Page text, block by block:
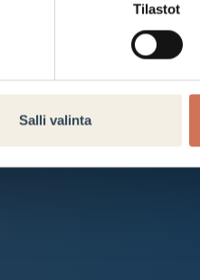
Tilastot
Salli valinta